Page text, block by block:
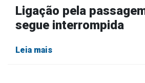
Ligação pela
segue interrompida
Leia mais